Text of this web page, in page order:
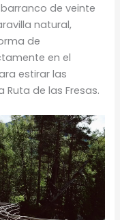
barranco de veinte
natural,
de
en el
estirar las
de las Fresas.